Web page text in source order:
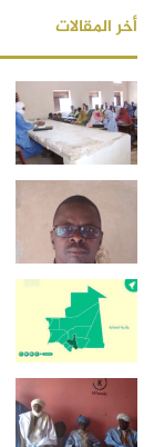
أخر المقالات